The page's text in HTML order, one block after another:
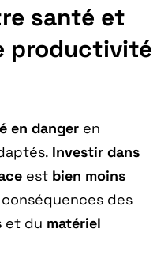
santé et
productivité
en danger en
Investir dans
est bien moins
des
et du matériel